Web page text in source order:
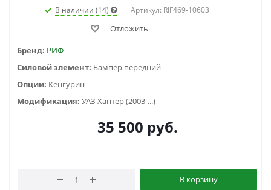
В наличии (14) Артикул: RIF469-10603
Отложить
Бренд: РИФ
Силовой элемент: Бампер передний
Опции: Кенгурин
Модификация: УАЗ Хантер (2003-...)
35 500 руб.
В корзину